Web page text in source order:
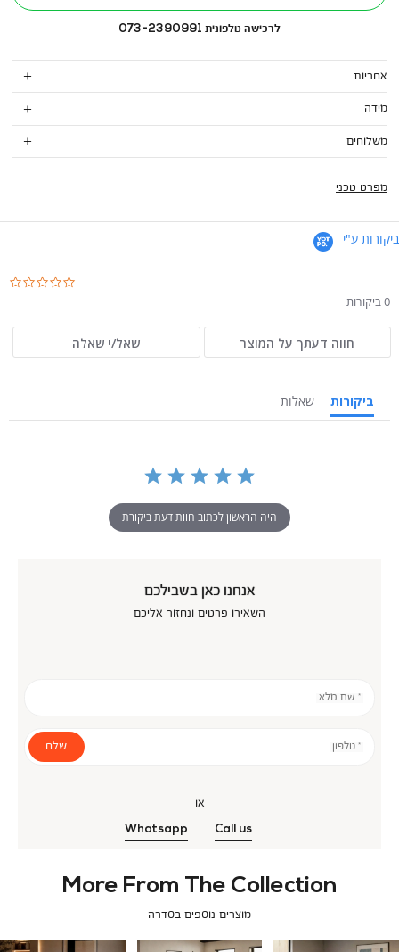
לרכישה טלפונית 073-2390991
אחריות
מידה
משלוחים
מפרט טכני
ביקורות ע"י
0 ביקורות
חווה דעתך על המוצר שאל/י שאלה
ביקורות שאלות
היה הראשון לכתוב חוות דעת ביקורת
אנחנו כאן בשבילכם
השאירו פרטים ונחזור אליכם
* שם מלא
* טלפון שלח
או
Call us
Whatsapp
More From The Collection
מוצרים נוספים בסדרה